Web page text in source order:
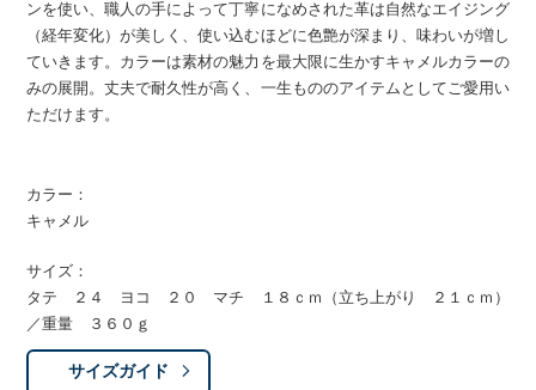
ンを使い、職人の手によって丁寧になめされた革は自然なエイジング
（経年変化）が美しく、使い込むほどに色艶が深まり、味わいが増し
ていきます。カラーは素材の魅力を最大限に生かすキャメルカラーの
みの展開。丈夫で耐久性が高く、一生もののアイテムとしてご愛用い
ただけます。
カラー：
キャメル
サイズ：
タテ ２４ ヨコ ２０ マチ １８ｃｍ（立ち上がり ２１ｃｍ）
／重量 ３６０ｇ
サイズガイド